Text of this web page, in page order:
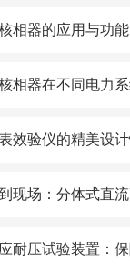
相器的应用与功能